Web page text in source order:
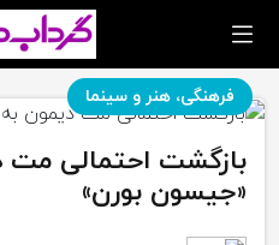
فرهنگی، هنر و سینما
بازگشت احتمالی
«جیسون بورن»